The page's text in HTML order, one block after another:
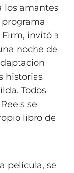
los amantes
programa
invitó a
noche de
historias
Todos
se
libro de
película, se